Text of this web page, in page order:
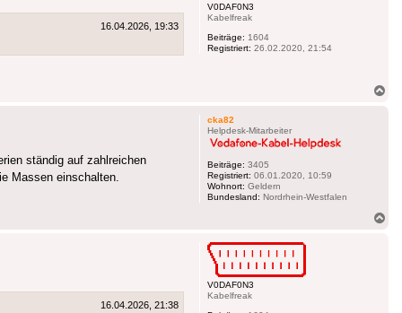
V0DAF0N3
Kabelfreak
Beiträge: 1604
Registriert: 26.02.2020, 21:54
16.04.2026, 19:33
cka82
Helpdesk-Mitarbeiter
Beiträge: 3405
Registriert: 06.01.2020, 10:59
Wohnort: Geldern
Bundesland: Nordrhein-Westfalen
ständig auf zahlreichen
Massen einschalten.
V0DAF0N3
Kabelfreak
16.04.2026, 21:38